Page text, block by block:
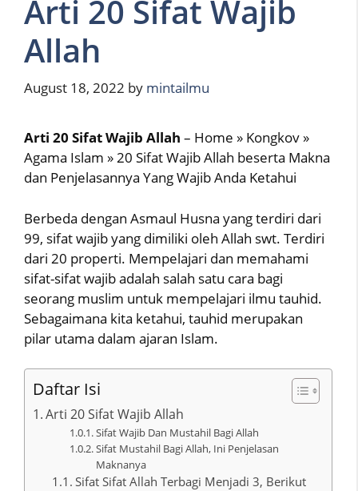
Arti 20 Sifat Wajib
Allah
August 18, 2022 by mintailmu
Arti 20 Sifat Wajib Allah – Home » Kongkov »
Agama Islam » 20 Sifat Wajib Allah beserta Makna
dan Penjelasannya Yang Wajib Anda Ketahui
Berbeda dengan Asmaul Husna yang terdiri dari
99, sifat wajib yang dimiliki oleh Allah swt. Terdiri
dari 20 properti. Mempelajari dan memahami
sifat-sifat wajib adalah salah satu cara bagi
seorang muslim untuk mempelajari ilmu tauhid.
Sebagaimana kita ketahui, tauhid merupakan
pilar utama dalam ajaran Islam.
Daftar Isi
Arti 20 Sifat Wajib Allah
Sifat Wajib Dan Mustahil Bagi Allah
Sifat Mustahil Bagi Allah, Ini Penjelasan
Maknanya
Sifat Sifat Allah Terbagi Menjadi 3, Berikut